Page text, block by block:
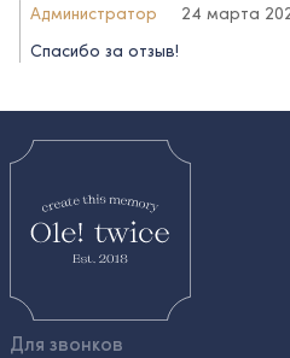
Администратор
24 марта
Спасибо за отзыв!
Для звонков